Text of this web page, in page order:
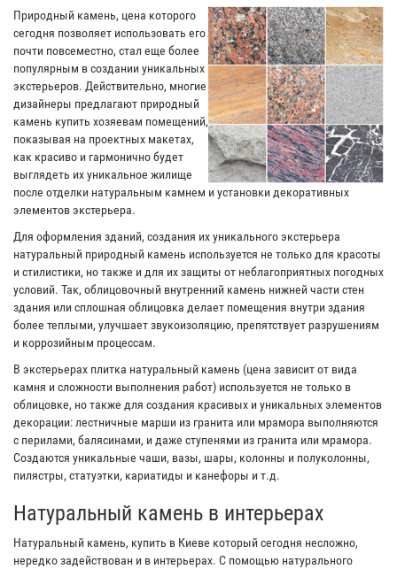
Природный камень, цена которого
сегодня позволяет использовать его
почти повсеместно, стал еще более
популярным в создании уникальных
экстерьеров. Действительно, многие
дизайнеры предлагают природный
камень купить хозяевам помещений,
показывая на проектных макетах,
как красиво и гармонично будет
выглядеть их уникальное жилище
после отделки натуральным камнем и установки декоративных
элементов экстерьера.
Для оформления зданий, создания их уникального экстерьера
натуральный природный камень используется не только для красоты
и стилистики, но также и для их защиты от неблагоприятных погодных
условий. Так, облицовочный внутренний камень нижней части стен
здания или сплошная облицовка делает помещения внутри здания
более теплыми, улучшает звукоизоляцию, препятствует разрушениям
и коррозийным процессам.
В экстерьерах плитка натуральный камень (цена зависит от вида
камня и сложности выполнения работ) используется не только в
облицовке, но также для создания красивых и уникальных элементов
декорации: лестничные марши из гранита или мрамора выполняются
с перилами, балясинами, и даже ступенями из гранита или мрамора.
Создаются уникальные чаши, вазы, шары, колонны и полуколонны,
пилястры, статуэтки, кариатиды и канефоры и т.д.
Натуральный камень в интерьерах
Натуральный камень, купить в Киеве который сегодня несложно,
нередко задействован и в интерьерах. С помощью натурального